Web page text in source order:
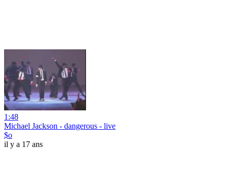
1:48
Michael Jackson - dangerous - live
$o
il y a 17 ans